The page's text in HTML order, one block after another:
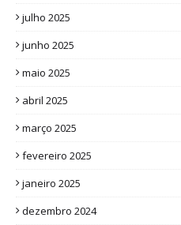
julho 2025
junho 2025
maio 2025
abril 2025
março 2025
fevereiro 2025
janeiro 2025
dezembro 2024